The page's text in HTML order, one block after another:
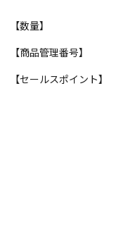
【数量】
【商品管理番号】
【セールスポイント】